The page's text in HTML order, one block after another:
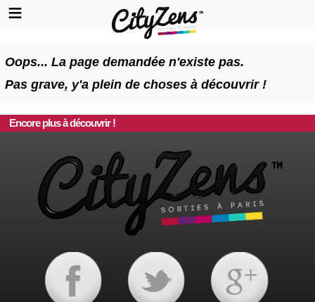
Oops... La page demandée n'existe pas.
Pas grave, y'a plein de choses à découvrir !
Encore plus à découvrir !